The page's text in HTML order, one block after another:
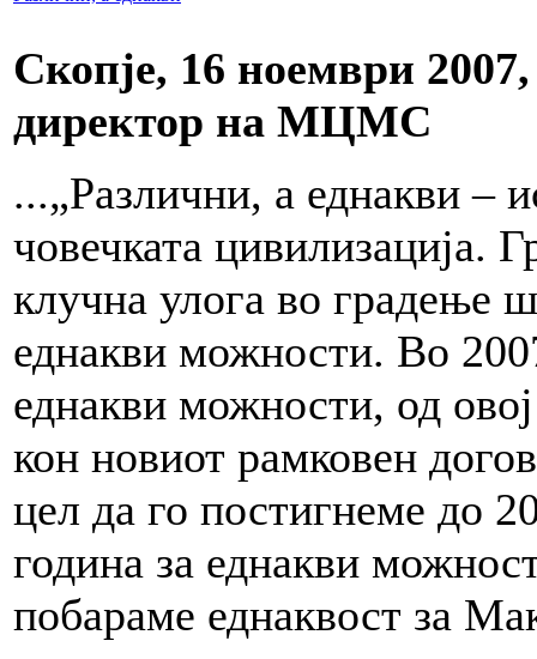
Скопје, 16 ноември
директор на МЦМС
...„Различни, а еднакви –
човечката цивилизација.
клучна улога во градење
еднакви можности. Во
еднакви можности, од
кон новиот рамковен
цел да го постигнеме до
година за еднакви
побараме еднаквост за